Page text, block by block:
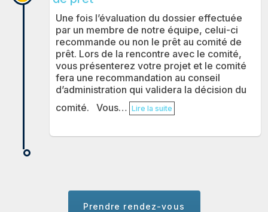
Une fois l’évaluation du dossier effectuée
par un membre de notre équipe, celui-ci
recommande ou non le prêt au comité de
prêt. Lors de la rencontre avec le comité,
vous présenterez votre projet et le comité
fera une recommandation au conseil
d’administration qui validera la décision du
comité. Vous… Lire la suite
Prendre rendez-vous